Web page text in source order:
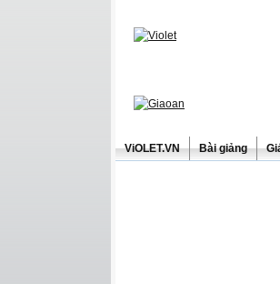
ViOLET.VN Bài giảng